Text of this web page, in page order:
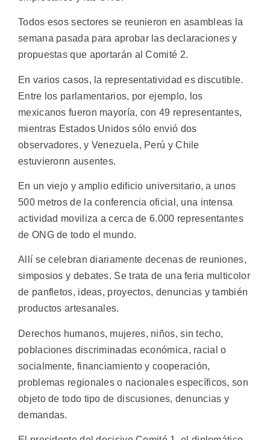
Todos esos sectores se reunieron en asambleas la
semana pasada para aprobar las declaraciones y
propuestas que aportarán al Comité 2.
En varios casos, la representatividad es discutible.
Entre los parlamentarios, por ejemplo, los
mexicanos fueron mayoría, con 49 representantes,
mientras Estados Unidos sólo envió dos
observadores, y Venezuela, Perú y Chile
estuvieronn ausentes.
En un viejo y amplio edificio universitario, a unos
500 metros de la conferencia oficial, una intensa
actividad moviliza a cerca de 6.000 representantes
de ONG de todo el mundo.
Allí se celebran diariamente decenas de reuniones,
simposios y debates. Se trata de una feria multicolor
de panfletos, ideas, proyectos, denuncias y también
productos artesanales.
Derechos humanos, mujeres, niños, sin techo,
poblaciones discriminadas económica, racial o
socialmente, financiamiento y cooperación,
problemas regionales o nacionales específicos, son
objeto de todo tipo de discusiones, denuncias y
demandas.